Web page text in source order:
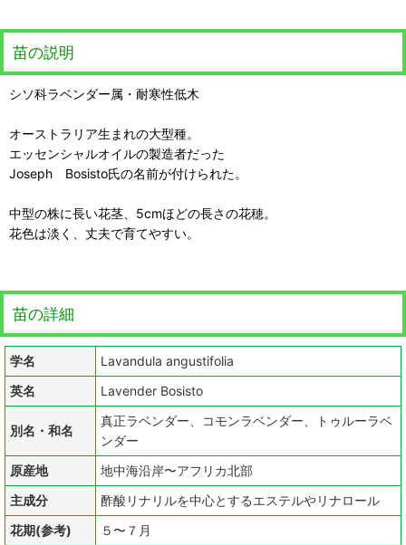
苗の説明
シソ科ラベンダー属・耐寒性低木
オーストラリア生まれの大型種。
エッセンシャルオイルの製造者だった
Joseph Bosisto氏の名前が付けられた。
中型の株に長い花茎、5cmほどの長さの花穂。
花色は淡く、丈夫で育てやすい。
苗の詳細
学名
Lavandula angustifolia
英名
Lavender Bosisto
別名・和名
真正ラベンダー、コモンラベンダー、トゥルーラベ
ンダー
原産地
地中海沿岸〜アフリカ北部
主成分
酢酸リナリルを中心とするエステルやリナロール
花期(参考)
５〜７月